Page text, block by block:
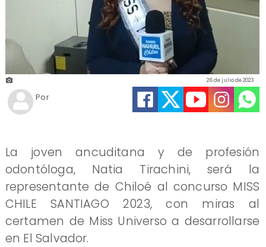
26 de julio de 2023
Por
La joven ancuditana y de profesión
odontóloga, Natia Tirachini, será la
representante de Chiloé al concurso MISS
CHILE SANTIAGO 2023, con miras al
certamen de Miss Universo a desarrollarse
en El Salvador.